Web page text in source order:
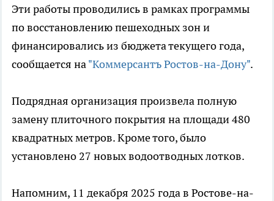
Эти работы проводились в рамках программы
по восстановлению пешеходных зон и
финансировались из бюджета текущего года,
сообщается на"Коммерсантъ Ростов-на-Дону".
Подрядная организация произвела полную
замену плиточного покрытия на площади 480
квадратных метров. Кроме того, было
установлено 27 новых водоотводных лотков.
Напомним, 11 декабря 2025 года в Ростове-на-